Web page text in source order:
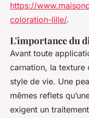
https://
coloration-lille/.
L'importance du
Avant toute
carnation, la texture
style de vie. Une
mêmes reflets
exigent un